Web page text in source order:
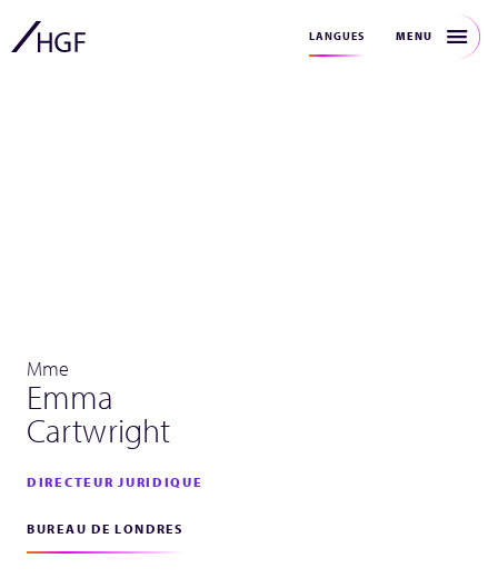
LANGUES MENU
Mme
Emma
Cartwright
DIRECTEUR JURIDIQUE
BUREAU DE LONDRES